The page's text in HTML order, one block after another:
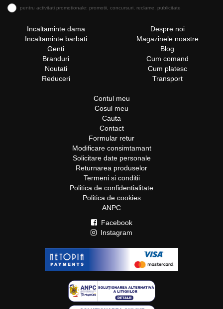
pentru activitati promotionale: promotii, concursuri, reclame, publicitate
Incaltaminte dama
Incaltaminte barbati
Genti
Branduri
Noutati
Reduceri
Despre noi
Magazinele noastre
Blog
Cum comand
Cum platesc
Transport
Contul meu
Cosul meu
Cauta
Contact
Formular retur
Modificare consimtamant
Solicitare date personale
Returnarea produselor
Termeni si conditii
Politica de confidentialitate
Politica de cookies
ANPC
Facebook
Instagram